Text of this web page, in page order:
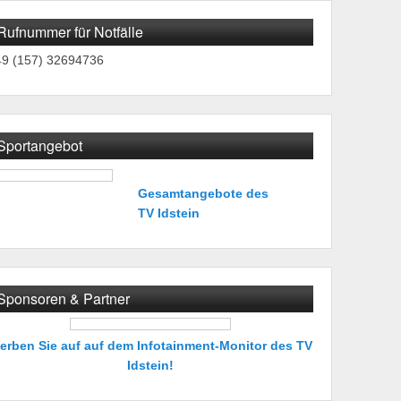
für Notfälle
(157) 32694736
Gesamtangebote des
TV Idstein
& Partner
Sie auf auf dem Infotainment-Monitor des TV
Idstein!